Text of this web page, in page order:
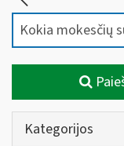
Kategorijos